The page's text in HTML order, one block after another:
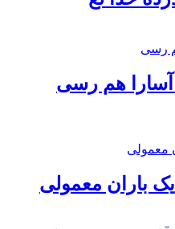
آسارا هم رسی
باران معمولی